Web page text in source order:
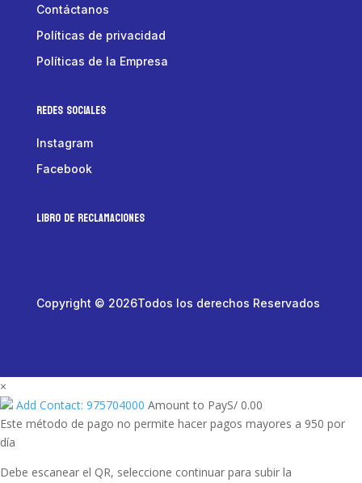
Contáctanos
Políticas de privacidad
Políticas de la Empresa
Redes Sociales
Instagram
Facebook
LIBRO DE RECLAMACIONES
Copyright © 2026Todos los derechos Reservados
×
Add Contact: 975704000 Amount to PayS/ 0.00
Este método de pago no permite hacer pagos mayores a 950 por
día
Debe escanear el QR, seleccione continuar para subir la